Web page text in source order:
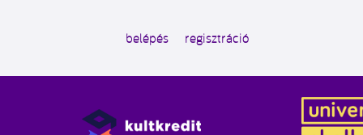
belépés regisztráció